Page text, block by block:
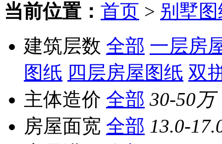
当前位置： 首页 > 别墅
建筑层数 全部 一层房
图纸 四层房屋图纸 双
主体造价 全部 30-50万
房屋面宽 全部 13.0-